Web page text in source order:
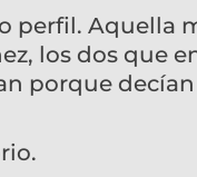
perfil. Aquella
los dos que
porque